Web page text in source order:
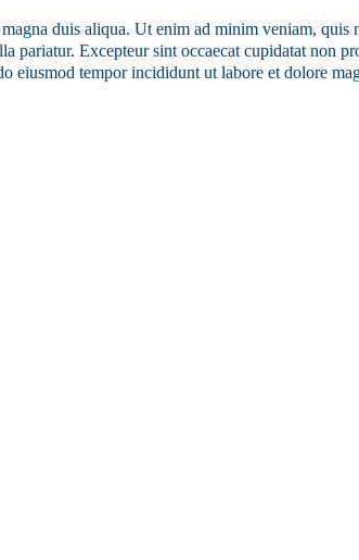
duis aliqua. Ut enim ad minim veniam,
Excepteur sint occaecat cupidatat non
tempor incididunt ut labore et dolore